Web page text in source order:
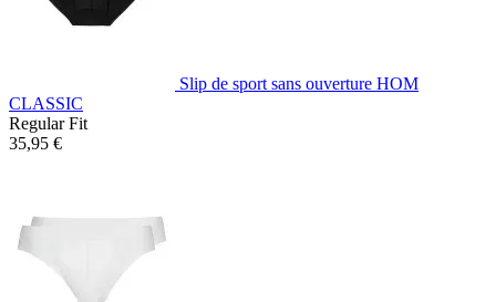
Slip de sport sans ouverture HOM
CLASSIC
Regular Fit
35,95 €